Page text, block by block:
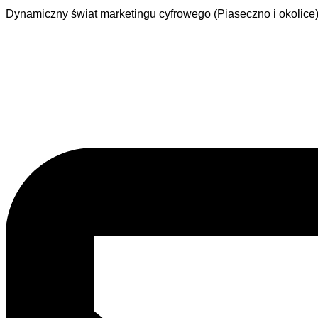
Dynamiczny świat marketingu cyfrowego (Piaseczno i